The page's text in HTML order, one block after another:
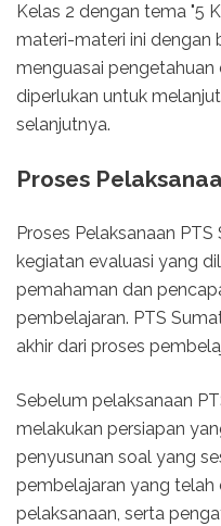
Kelas 2 dengan tema "5
materi-materi ini dengan
menguasai
diperlukan untuk
selanjutnya.
Proses
Proses Pelaksanaan
kegiatan evaluasi yang
pemahaman dan
pembelajaran. PTS
akhir dari proses
Sebelum pelaksanaan
melakukan persiapan
penyusunan soal yang
pembelajaran yang telah
pelaksanaan, serta